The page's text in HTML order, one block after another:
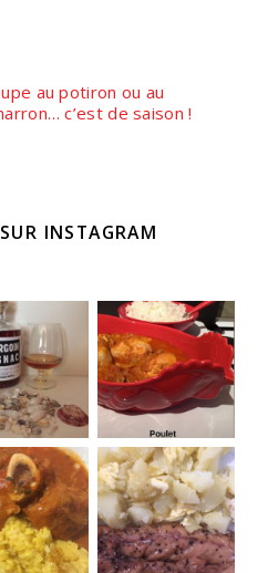
au potiron ou au
c’est de saison !
INSTAGRAM